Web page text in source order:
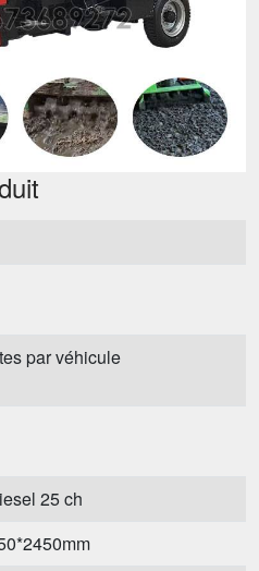
par véhicule
25 ch